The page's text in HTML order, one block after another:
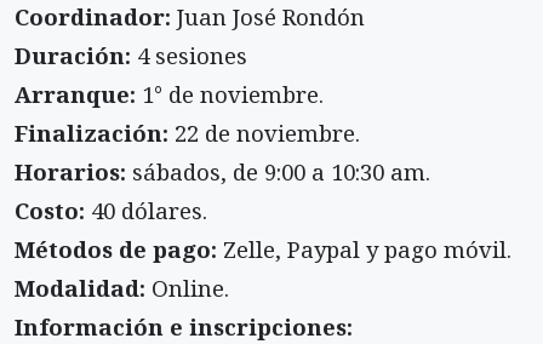
Coordinador: Juan José Rondón
Duración: 4 sesiones
Arranque: 1° de noviembre.
Finalización: 22 de noviembre.
Horarios: sábados, de 9:00 a 10:30 am.
Costo: 40 dólares.
Métodos de pago: Zelle, Paypal y pago móvil.
Modalidad: Online.
Información e inscripciones: